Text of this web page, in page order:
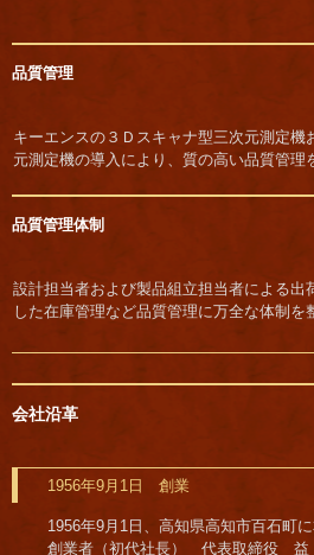
品質管理
キーエンスの３Ｄスキャナ型三次元測定機
元測定機の導入により、質の高い品質管理
品質管理体制
設計担当者および製品組立担当者による出
した在庫管理など品質管理に万全な体制を
会社沿革
1956年9月1日 創業
1956年9月1日、高知県高知市百石町
創業者（初代社長） 代表取締役